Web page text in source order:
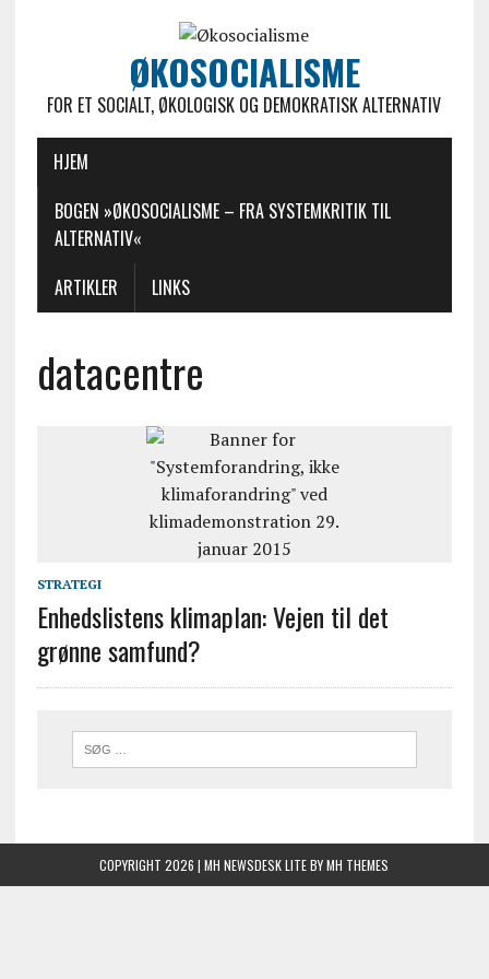
ØKOSOCIALISME
FOR ET SOCIALT, ØKOLOGISK OG DEMOKRATISK ALTERNATIV
HJEM
BOGEN »ØKOSOCIALISME – FRA SYSTEMKRITIK TIL
ALTERNATIV«
ARTIKLER
LINKS
datacentre
STRATEGI
Enhedslistens klimaplan: Vejen til det
grønne samfund?
COPYRIGHT 2026 | MH NEWSDESK LITE BYMH THEMES